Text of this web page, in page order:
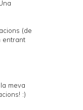
(de
entrant
meva
:)